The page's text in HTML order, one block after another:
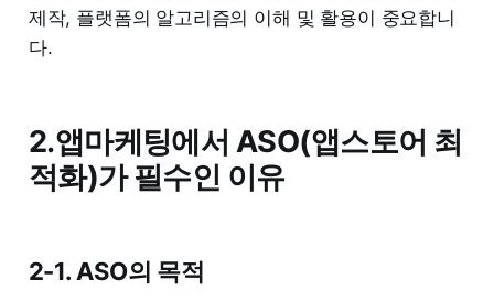
제작, 플랫폼의 알고리즘의 이해 및 활용이 중요합니
다.
2.앱마케팅에서 ASO(앱스토어 최
적화)가 필수인 이유
2-1. ASO의 목적